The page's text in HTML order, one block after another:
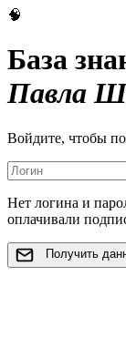
🧠
База
Павла
Войдите, чтобы
Нет логина и
оплачивали
Получить